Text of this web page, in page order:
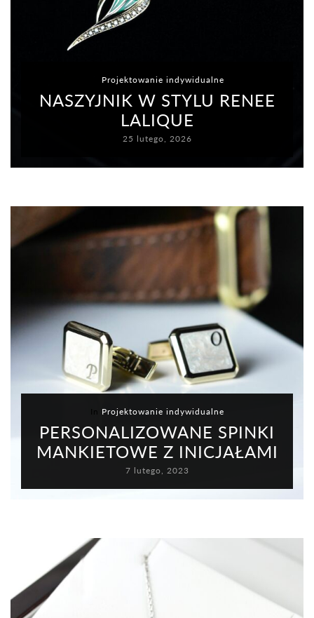
Projektowanie indywidualne
NASZYJNIK W STYLU RENEE
LALIQUE
25 lutego, 2026
In Projektowanie indywidualne
PERSONALIZOWANE SPINKI
MANKIETOWE Z INICJAŁAMI
7 lutego, 2023